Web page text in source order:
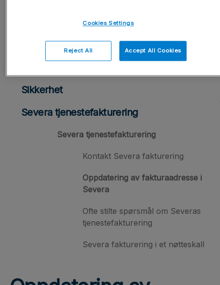
Brukeradministrasjon
Innstillinger og rettigheter
Sikkerhet
Severa tjenestefakturering
Severa tjenestefakturering
Kontakt Severa fakturering
Oppdatering av fakturaadresse i
Severa
Ofte stilte spørsmål om Severas
tjenestefakturering
Severa fakturering i et nøtteskall
Cookies Settings
Reject All Accept All Cookies